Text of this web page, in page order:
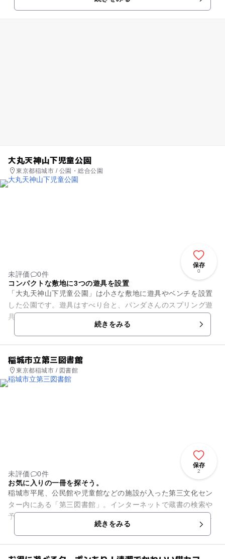
ぼっこに最適なベンチもふた...
大丸天神山下児童公園
東京都稲城市 / 公園・総合公園
保存
0
未評価
0件
コンパクトな敷地に3つの遊具を設置
「大丸天神山下児童公園」は小さな敷地に遊具やベンチを設置
した公園です。遊具はすべり台と、パンダさんのスプリング遊
具、お砂場の3種類。すべり台をすべった先にはマットが敷い
てあり、安心してすべること...続きをみる
稲城市立第三図書館
東京都稲城市 / 図書館
保存
2
未評価
0件
お気に入りの一冊を探そう。
稲城市平尾、公民館や児童館などの施設が入った第三文化セン
ター内にある「第三図書館」。インターネットで蔵書の検索や
予約状況などの確認ができるので、あまり長時間のお出かけは
難しい小さなお子さんがいる...続きをみる